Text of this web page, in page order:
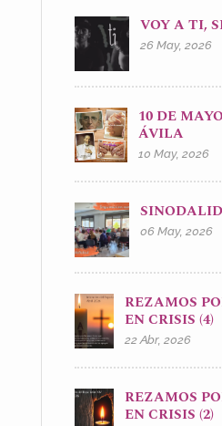
VOY A TI,
26 May, 2026
10 DE
ÁVILA
10 May, 2026
06 May, 2026
REZAMOS
EN CRISIS (4)
22 Abr, 2026
REZAMOS
EN CRISIS (2)